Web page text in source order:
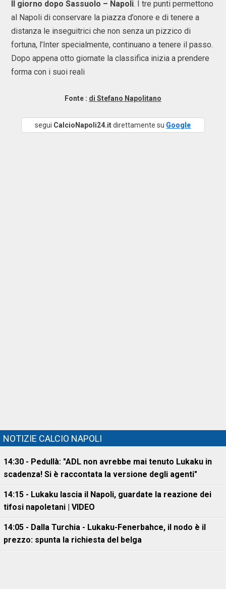
Il giorno dopo Sassuolo – Napoli. I tre punti permettono
al Napoli di conservare la piazza d’onore e di tenere a
distanza le inseguitrici che non senza un pizzico di
fortuna, l’Inter specialmente, continuano a tenere il passo.
Dopo appena otto giornate la classifica inizia a prendere
forma con i suoi reali
Fonte : di Stefano Napolitano
segui CalcioNapoli24.itdirettamente su Google
NOTIZIE CALCIO NAPOLI
14:30 - Pedullà: "ADL non avrebbe mai tenuto Lukaku in
scadenza! Si è raccontata la versione degli agenti"
14:15 - Lukaku lascia il Napoli, guardate la reazione dei
tifosi napoletani | VIDEO
14:05 - Dalla Turchia - Lukaku-Fenerbahce, il nodo è il
prezzo: spunta la richiesta del belga